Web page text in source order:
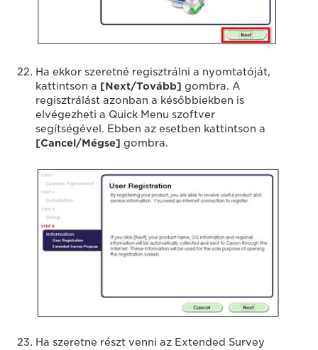
Ha ekkor szeretné regisztrálni a nyomtatóját,
kattintson a [Next/Tovább] gombra. A
regisztrálást azonban a későbbiekben is
elvégezheti a Quick Menu szoftver
segítségével. Ebben az esetben kattintson a
[Cancel/Mégse] gombra.
Ha szeretne részt venni az Extended Survey